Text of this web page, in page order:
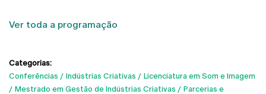
Ver toda a programação
Categorias:
Conferências
Indústrias Criativas
Licenciatura em Som e Imagem
Mestrado em Gestão de Indústrias Criativas
Parcerias e